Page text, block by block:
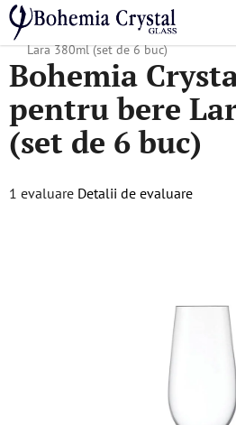
Treci
conținut
Acasă
/ Colecții populare / Lara
Lara 380ml (set de 6 buc)
Bohemia
pentru bere
(set de 6 buc)
Evaluarea
1 evaluare Detalii de evaluare